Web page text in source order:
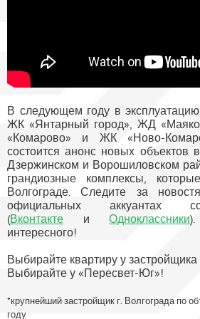
В следующем году в
ЖК «Янтарный город», ЖД
«Комарово» и ЖК «Ново-
состоится анонс новых объектов
Дзержинском и Ворошиловском
грандиозные комплексы,
Волгограде. Следите за
официальных аккуантах
(Вконтакте и Одноклассники
интересного!
Выбирайте квартиру у
Выбирайте у «Пересвет-Юг»!
*крупнейший застройщик г. Волгограда по
году